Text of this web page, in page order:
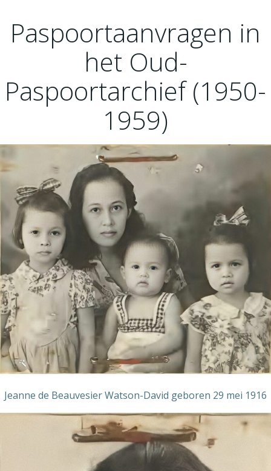
de
inhoud
Paspoortaanvragen in
het Oud-
Paspoortarchief (1950-
1959)
Jeanne de Beauvesier Watson-David geboren 29 mei 1916